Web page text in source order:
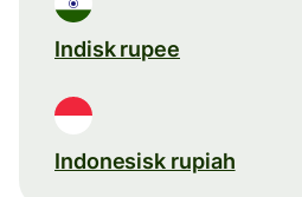
Indisk rupee
Indonesisk rupiah